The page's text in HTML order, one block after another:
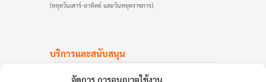
จัดการ การอนุญาตใช้งาน
(หยุดวันเสาร์-อาทิตย์ และวันหยุดราชการ)
บริการและสนับสนุน
บัญชีลูกค้า